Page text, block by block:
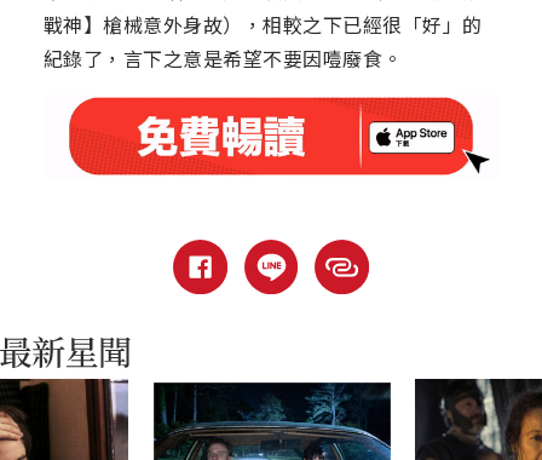
戰神】槍械意外身故），相較之下已經很「好」的
紀錄了，言下之意是希望不要因噎廢食。